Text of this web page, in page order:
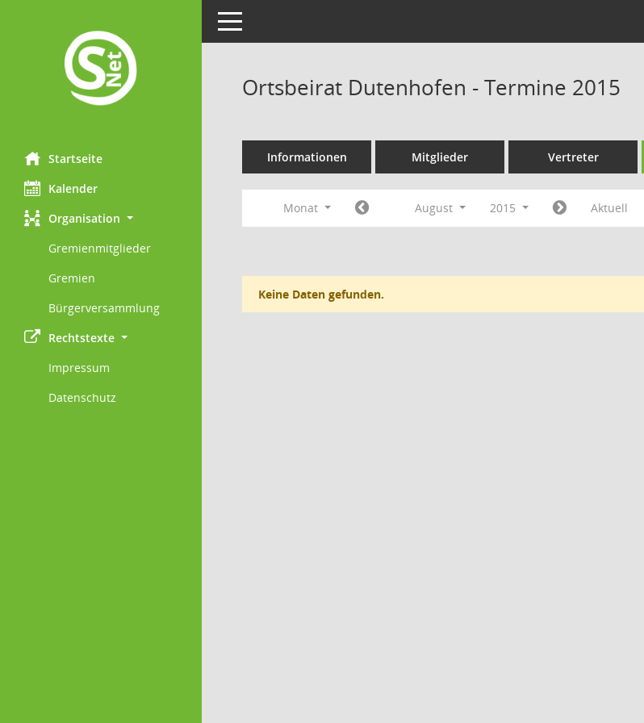
Startseite
Kalender
Organisation
Gremienmitglieder
Gremien
Bürgerversammlung
Rechtstexte
Impressum
Datenschutz
Toggle navigation
Ortsbeirat Dutenhofen - Termine 2015
Informationen Mitglieder Vertreter
Monat August 2015 Aktuell
Keine Daten gefunden.